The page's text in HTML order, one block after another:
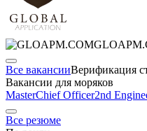
Все вакансииВерификация
Вакансии для моряков
MasterChief Officer2nd
Все резюме